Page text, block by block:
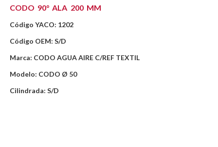
CODO 90° ALA 200 MM
Código YACO: 1202
Código OEM: S/D
Marca: CODO AGUA AIRE C/REF TEXTIL
Modelo: CODO Ø 50
Cilindrada: S/D